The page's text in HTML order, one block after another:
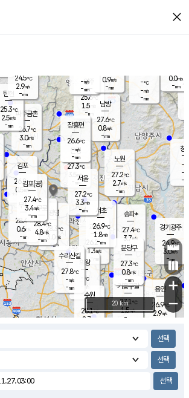
close
양주
25.6℃
1.5
-mm
과천
26.2℃
1.3m/s
- mm
용인
26.9℃
2.9m/s
경기광주
24.9℃
3.0m/s
-mm
3.0m/s
파주금촌
26.7℃
3.0m/s
-mm
-℃
-m/s
-mm
창
-
-m/
-
탄현
25.3℃
2.5m/s
-mm
0.0m/s
-mm
의왕
- ℃
m/s
mm
김포
26.8℃
0.5 m/s
mm
광명
28.3 ℃
3.0 m/s
-mm
부천
28.4℃
0.6m/s
-mm
구로
28.4℃
4.8m/s
-mm
은평
27.3℃
3.5 m/s
- mm
노원
27.2℃
2.7m/s
-mm
송파*
27.4℃
3.7m/s
-mm
서초
26.9℃
1.8m/s
-mm
남방
27.6℃
0.8m/s
-mm
기흥구갈
27.1℃
1.5m/s
-
수리산길
27.8℃
-m/s
-mm
분당구
27.3℃
0.8m/s
-mm
장흥면
26.6℃
-m/s
-mm
-m/s
-mm
김포(공)
27.4℃
3.4m/s
-mm
수원
28.1℃
2.7 m/s
서울
27.2℃
3.3m/s
-mm
24.5℃
2.9m/s
-mm
0.9m/s
-mm
+
−
20 km